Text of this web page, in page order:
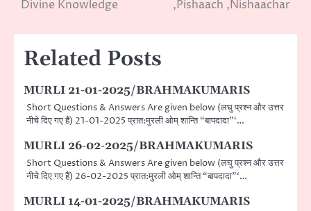
Divine Knowledge
,Pishaach ,Nishaachar
Related Posts
MURLI 21-01-2025/BRAHMAKUMARIS
Short Questions & Answers Are given below (लघु प्रश्न और उत्तर
नीचे दिए गए हैं) 21-01-2025 प्रात:मुरली ओम् शान्ति “बापदादा”‘…
MURLI 26-02-2025/BRAHMAKUMARIS
Short Questions & Answers Are given below (लघु प्रश्न और उत्तर
नीचे दिए गए हैं) 26-02-2025 प्रात:मुरली ओम् शान्ति “बापदादा”‘…
MURLI 14-01-2025/BRAHMAKUMARIS